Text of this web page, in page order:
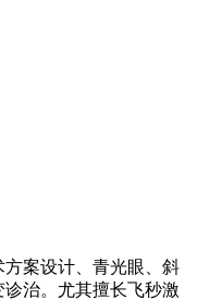
案设计、青光眼、斜
治。尤其擅长飞秒激